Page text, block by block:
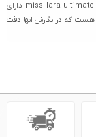
تمامی محصولات حاج آقا از جمله پالت سایه چشم میسلارا 16 رنگ miss lara ultimate دارای
هست که در نگارش انها دقت